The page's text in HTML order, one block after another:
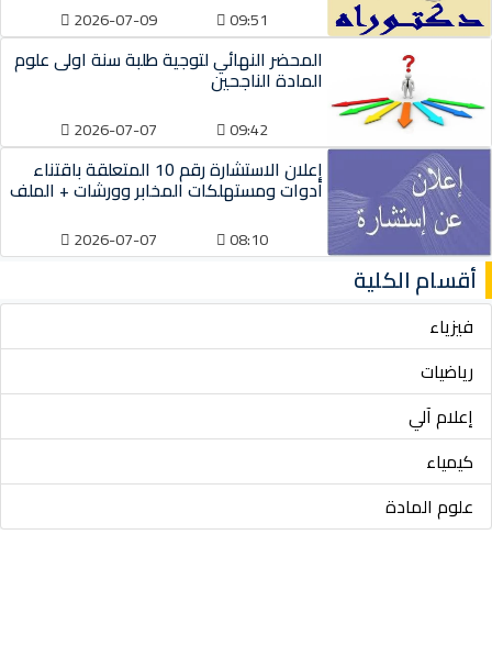
09:51
2026-07-09
المحضر النهائي لتوجية طلبة سنة اولى علوم
المادة الناجحين
09:42
2026-07-07
إعلان الاستشارة رقم 10 المتعلقة باقتناء
أدوات ومستهلكات المخابر وورشات + الملف
08:10
2026-07-07
أقسام الكلية
فيزياء
رياضيات
إعلام آلي
كيمياء
علوم المادة